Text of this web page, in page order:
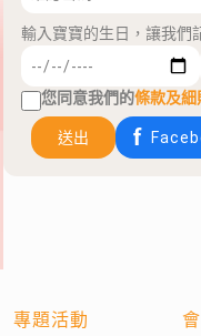
輸入寶寶的生日，讓我們
您同意我們的條款及細
送出
專題活動